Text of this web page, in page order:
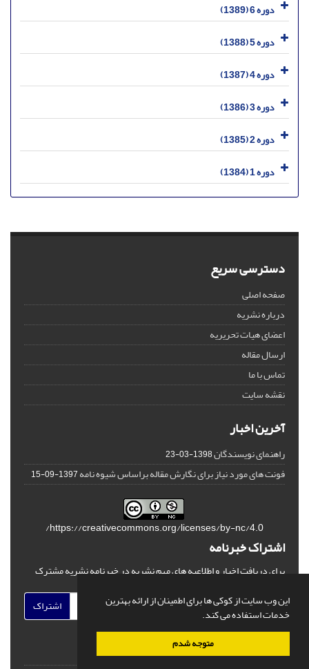
این وب سایت از کوکی ها برای اطمینان از ارائه بهترین
خدمات استفاده می کند.
متوجه شدم
دوره 6 (1389)
دوره 5 (1388)
دوره 4 (1387)
دوره 3 (1386)
دوره 2 (1385)
دوره 1 (1384)
دسترسی سریع
صفحه اصلی
درباره نشریه
اعضای هیات تحریریه
ارسال مقاله
تماس با ما
نقشه سایت
آخرین اخبار
راهنمای نویسندگان1398-03-23
فونت های مورد نیاز برای نگارش مقاله براساس شیوه نامه1397-09-15
https://creativecommons.org/licenses/by-nc/4.0/
اشتراک خبرنامه
برای دریافت اخبار و اطلاعیه های مهم نشریه در خبرنامه نشریه مشترک
اشتراک